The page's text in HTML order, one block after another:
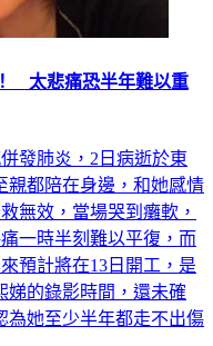
太悲痛恐半年難以重
發肺炎，2日病逝於東
都陪在身邊，和她感情
無效，當場哭到癱軟，
一時半刻難以平復，而
預計將在13日開工，是
娣的錄影時間，還未確